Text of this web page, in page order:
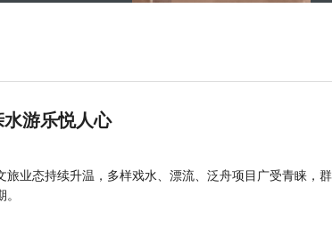
游乐悦人心
旅业态持续升温，多样戏水、漂流、泛舟项目广受青睐，